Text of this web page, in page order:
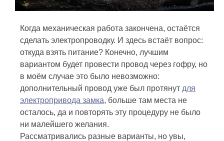
Когда механическая работа закончена, остаётся
сделать электропроводку. И здесь встаёт вопрос:
откуда взять питание? Конечно, лучшим
вариантом будет провести провод через гофру, но
в моём случае это было невозможно:
дополнительный провод уже был протянут для
электропривода замка, больше там места не
осталось, да и повторять эту процедуру не было
ни малейшего желания.
Рассматривались разные варианты, но увы,